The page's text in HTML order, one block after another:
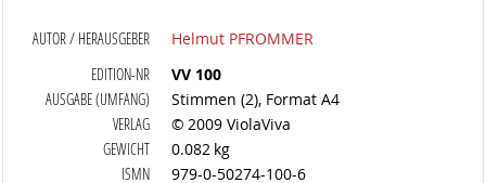
AUTOR / HERAUSGEBER
Helmut PFROMMER
EDITION-NR
VV 100
AUSGABE (UMFANG)
Stimmen (2), Format A4
VERLAG
© 2009 ViolaViva
GEWICHT
0.082 kg
ISMN
979-0-50274-100-6